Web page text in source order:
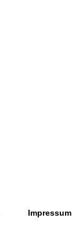
Impressum